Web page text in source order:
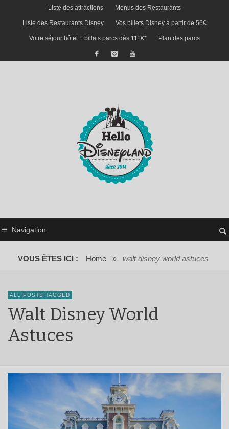
Liste des attractions Menus des Restaurants
Liste des Restaurants Disney Vos billets Disney à partir de 56€
Votre séjour hôtel + billets parcs dès 111€* Plan des parcs
Navigation
VOUS ÊTES ICI : Home » walt disney world astuces
ALL POSTS TAGGED
Walt Disney World
Astuces